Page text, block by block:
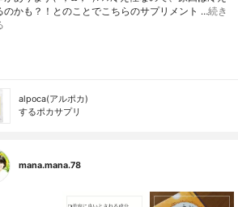
のかも？！とのことでこちらのサプリメント …続き
alpoca(アルポカ)
するポカサプリ
mana.mana.78